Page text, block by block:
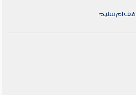
ام سليم